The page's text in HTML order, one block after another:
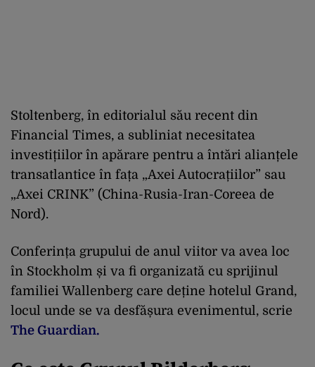
Stoltenberg, în editorialul său recent din
Financial Times, a subliniat necesitatea
investițiilor în apărare pentru a întări alianțele
transatlantice în fața „Axei Autocrațiilor” sau
„Axei CRINK” (China-Rusia-Iran-Coreea de
Nord).
Conferința grupului de anul viitor va avea loc
în Stockholm și va fi organizată cu sprijinul
familiei Wallenberg care deține hotelul Grand,
locul unde se va desfășura evenimentul, scrie
The Guardian.